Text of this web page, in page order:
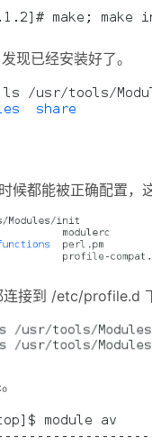
现已经安装好了。
候都能被正确配置，
接到 /etc/profile.d